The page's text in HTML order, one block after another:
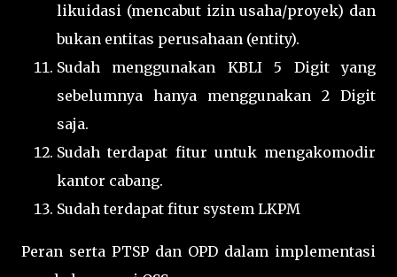
likuidasi (mencabut izin usaha/proyek) dan
bukan entitas perusahaan (entity).
Sudah menggunakan KBLI 5 Digit yang
sebelumnya hanya menggunakan 2 Digit
saja.
Sudah terdapat fitur untuk mengakomodir
kantor cabang.
Sudah terdapat fitur system LKPM
Peran serta PTSP dan OPD dalam implementasi